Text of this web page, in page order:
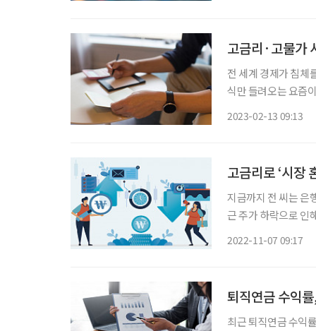
고금리·고물가
전 세계 경제가 침체
식만 들려오는 요즘
2023-02-13 09:13
고금리로 ‘시장
지금까지 전 씨는 은
근 주가 하락으로 인
2022-11-07 09:17
퇴직연금 수익
최근 퇴직연금 수익